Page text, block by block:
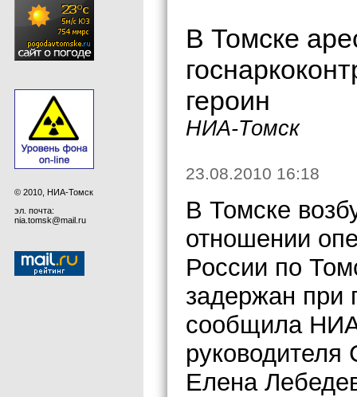
© 2010, НИА-Томск
эл. почта:
nia.tomsk@mail.ru
В Томске
героин
НИА-Томск
23.08.2010 16:18
В Томске
отношении
России по
задержан при
сообщила
Елена